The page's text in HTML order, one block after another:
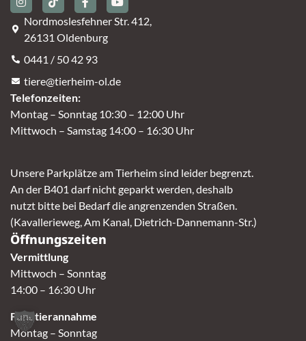
Nordmoslesfehner Str. 412,
26131 Oldenburg
0441 / 50 42 93
tiere@tierheim-ol.de
Telefonzeiten:
Montag – Sonntag 10:30 – 12:00 Uhr
Mittwoch – Samstag 14:00 – 16:30 Uhr
Unsere Parkplätze am Tierheim sind leider begrenzt.
An der B401 darf nicht geparkt werden, deshalb
nutzt bitte bei Bedarf die angrenzenden Straßen.
(Kavallerieweg, Am Kanal, Dietrich-Dannemann-Str.)
Öffnungszeiten
Vermittlung
Mittwoch – Sonntag
14:00 – 16:30 Uhr
Fundtierannahme
Montag – Sonntag